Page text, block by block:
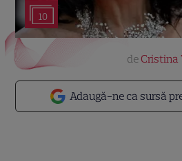
10
Adaugă-ne ca sursă
de Cristina